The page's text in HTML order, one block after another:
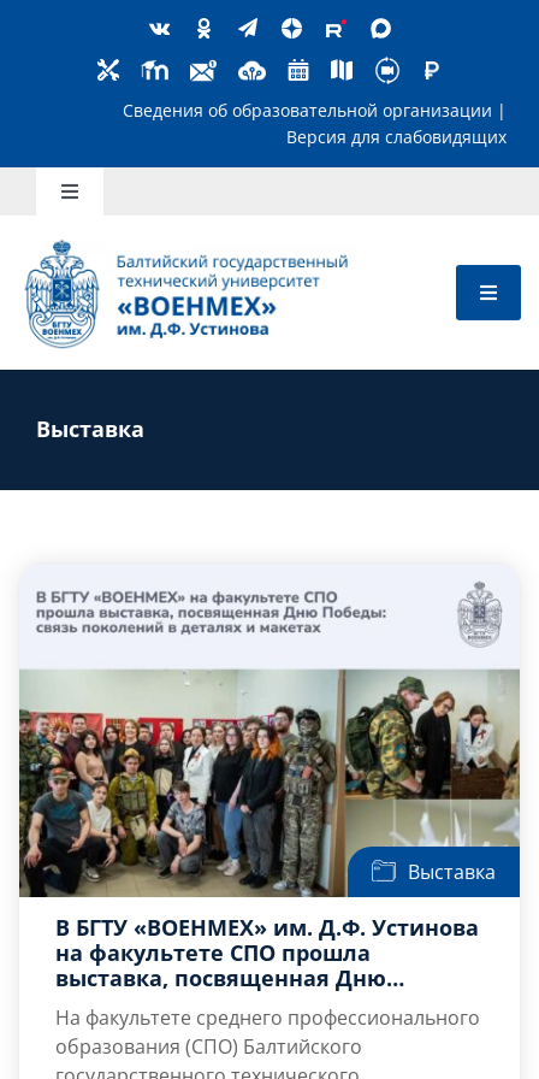
Сведения об образовательной
Toggle
Школьникам
Абитуриентам
Преподавателям
НИОКР
Выставка
Выставка
В БГТУ «ВОЕНМЕХ» им. Д.Ф. Устинова
на факультете СПО прошла
выставка, посвященная Дню
Победы: связь поколений в деталях
и макетах
На факультете среднего профессионального
образования (СПО) Балтийского